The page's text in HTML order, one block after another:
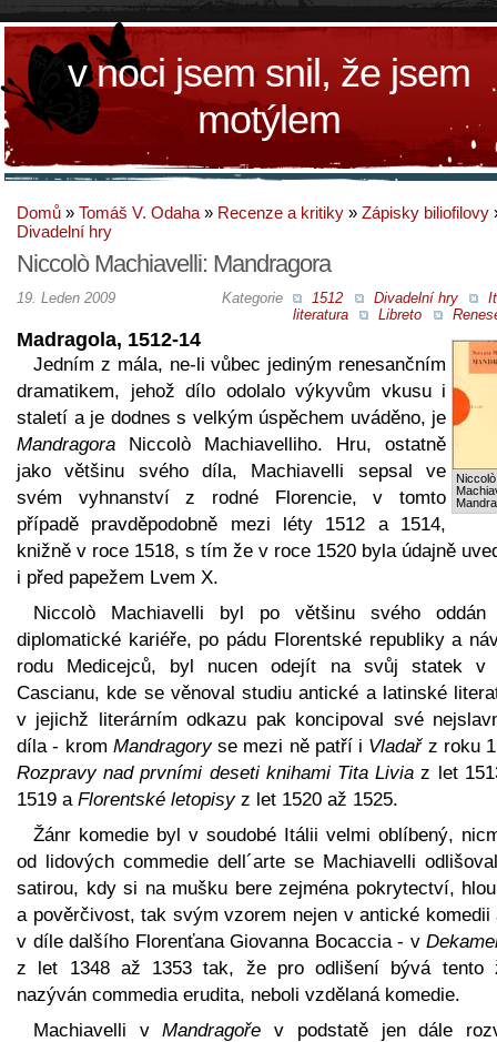
v noci jsem snil, že jsem
motýlem
Domů » Tomáš V. Odaha » Recenze a kritiky » Zápisky biliofilovy
Divadelní hry
Niccolò Machiavelli: Mandragora
Kategorie 1512 Divadelní hry
literatura
Libreto
19. Leden 2009
Niccolò
Madragola, 1512-14
Jedním z mála, ne-li vůbec jediným renesančním
dramatikem, jehož dílo odolalo výkyvům vkusu i
staletí a je dodnes s velkým úspěchem uváděno, je
Mandragora Niccolò Machiavelliho. Hru, ostatně
jako většinu svého díla, Machiavelli sepsal ve
svém vyhnanství z rodné Florencie, v tomto
případě pravděpodobně mezi léty 1512 a 1514,
knižně v roce 1518, s tím že v roce 1520 byla údajně
i před papežem Lvem X.
Niccolò Machiavelli byl po většinu svého oddán
diplomatické kariéře, po pádu Florentské republiky a
rodu Medicejců, byl nucen odejít na svůj statek v
Cascianu, kde se věnoval studiu antické a latinské
v jejichž literárním odkazu pak koncipoval své
díla - krom Mandragoryse mezi ně patří i Vladařz roku
Rozpravy nad prvními deseti knihami Tita Livia z let
1519 a Florentské letopisyz let 1520 až 1525.
Žánr komedie byl v soudobé Itálii velmi oblíbený,
od lidových commedie dell´arte se Machiavelli
satirou, kdy si na mušku bere zejména pokrytectví,
a pověrčivost, tak svým vzorem nejen v antické komedii
v díle dalšího Florenťana Giovanna Bocaccia - v
z let 1348 až 1353 tak, že pro odlišení bývá tento
nazýván commedia erudita, neboli vzdělaná komedie.
Machiavelli vMandragoře v podstatě jen dále